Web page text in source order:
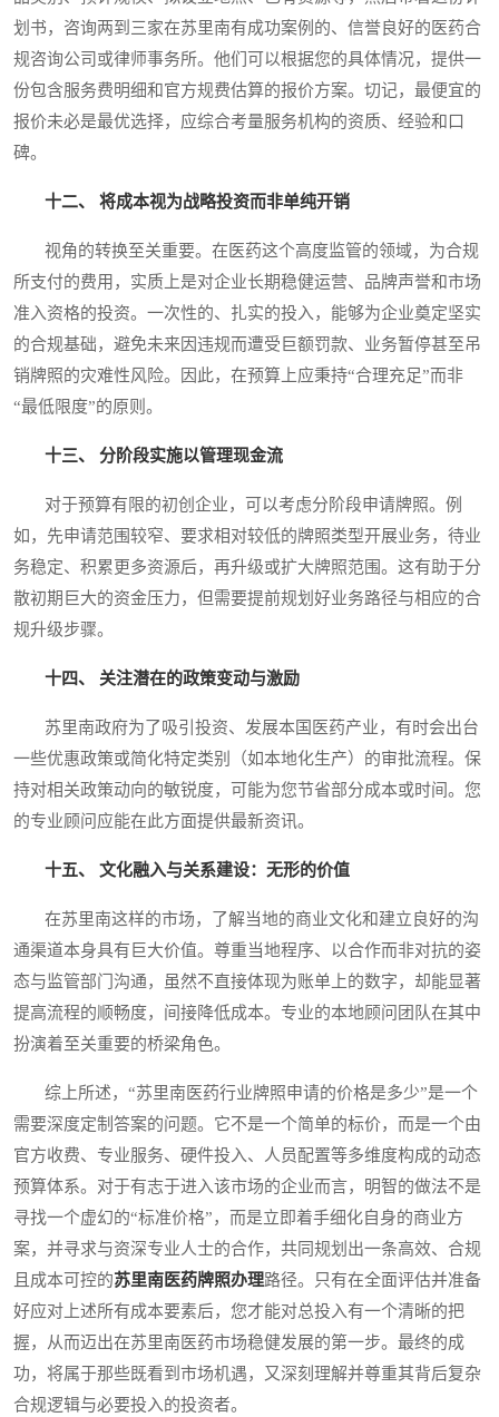
划书，咨询两到三家在苏里南有成功案例的、信誉良好的医药合
规咨询公司或律师事务所。他们可以根据您的具体情况，提供一
份包含服务费明细和官方规费估算的报价方案。切记，最便宜的
报价未必是最优选择，应综合考量服务机构的资质、经验和口
碑。
十二、 将成本视为战略投资而非单纯开销
视角的转换至关重要。在医药这个高度监管的领域，为合规
所支付的费用，实质上是对企业长期稳健运营、品牌声誉和市场
准入资格的投资。一次性的、扎实的投入，能够为企业奠定坚实
的合规基础，避免未来因违规而遭受巨额罚款、业务暂停甚至吊
销牌照的灾难性风险。因此，在预算上应秉持“合理充足”而非
“最低限度”的原则。
十三、 分阶段实施以管理现金流
对于预算有限的初创企业，可以考虑分阶段申请牌照。例
如，先申请范围较窄、要求相对较低的牌照类型开展业务，待业
务稳定、积累更多资源后，再升级或扩大牌照范围。这有助于分
散初期巨大的资金压力，但需要提前规划好业务路径与相应的合
规升级步骤。
十四、 关注潜在的政策变动与激励
苏里南政府为了吸引投资、发展本国医药产业，有时会出台
一些优惠政策或简化特定类别（如本地化生产）的审批流程。保
持对相关政策动向的敏锐度，可能为您节省部分成本或时间。您
的专业顾问应能在此方面提供最新资讯。
十五、 文化融入与关系建设：无形的价值
在苏里南这样的市场，了解当地的商业文化和建立良好的沟
通渠道本身具有巨大价值。尊重当地程序、以合作而非对抗的姿
态与监管部门沟通，虽然不直接体现为账单上的数字，却能显著
提高流程的顺畅度，间接降低成本。专业的本地顾问团队在其中
扮演着至关重要的桥梁角色。
综上所述，“苏里南医药行业牌照申请的价格是多少”是一个
需要深度定制答案的问题。它不是一个简单的标价，而是一个由
官方收费、专业服务、硬件投入、人员配置等多维度构成的动态
预算体系。对于有志于进入该市场的企业而言，明智的做法不是
寻找一个虚幻的“标准价格”，而是立即着手细化自身的商业方
案，并寻求与资深专业人士的合作，共同规划出一条高效、合规
且成本可控的苏里南医药牌照办理路径。只有在全面评估并准备
好应对上述所有成本要素后，您才能对总投入有一个清晰的把
握，从而迈出在苏里南医药市场稳健发展的第一步。最终的成
功，将属于那些既看到市场机遇，又深刻理解并尊重其背后复杂
合规逻辑与必要投入的投资者。